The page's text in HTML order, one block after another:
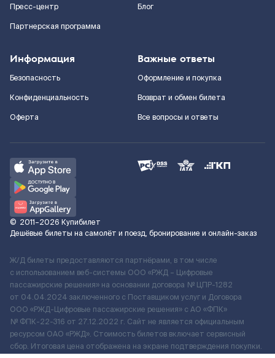
Пресс-центр
Партнерская программа
Блог
Информация
Безопасность
Конфиденциальность
Оферта
Важные ответы
Оформление и покупка
Возврат и обмен билета
Все вопросы и ответы
© 2011–2026 Купибилет
Дешёвые билеты на самолёт и поезд, бронирование и онлайн-заказ
Ж/Д билеты предоставляются партнёрами, в том числе
с использованием веб-системы ООО «РЖД – Цифровые
пассажирские решения» на основании договора № ЦПР-1282
от 04.04.2024 заключенного с Поставщиком услуг и Договора
ООО «РЖД-Цифровые пассажирские решения» c АО «ФПК»
№ ФПК-22-316 от 27.12.2022 г. Сайт не является официальным
ресурсом ОАО «РЖД». Стоимость билетов включает сервисный
сбор. Итоговая цена отображена на экране подтверждения покупки.